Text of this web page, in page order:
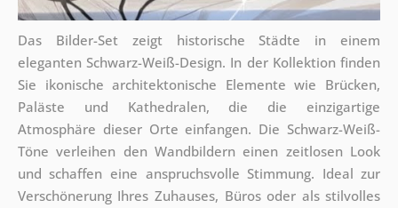
Das Bilder-Set zeigt historische Städte in einem
eleganten Schwarz-Weiß-Design. In der Kollektion finden
Sie ikonische architektonische Elemente wie Brücken,
Paläste und Kathedralen, die die einzigartige
Atmosphäre dieser Orte einfangen. Die Schwarz-Weiß-
Töne verleihen den Wandbildern einen zeitlosen Look
und schaffen eine anspruchsvolle Stimmung. Ideal zur
Verschönerung Ihres Zuhauses, Büros oder als stilvolles